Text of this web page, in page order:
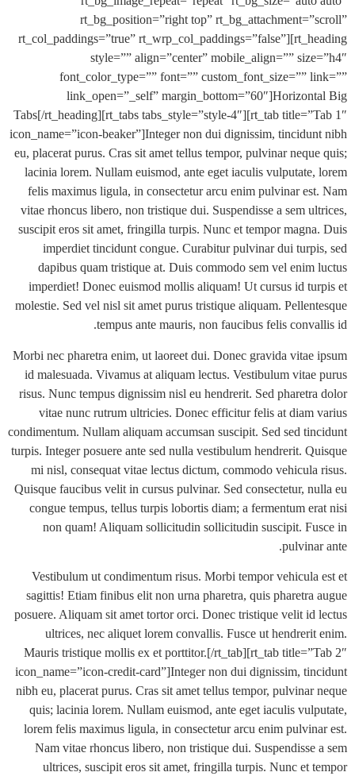
rt_bg_position=”right top”
rt_col_paddings=”true”
style=”” align=”center” mobile_align=””
font_color_type=”” font=”” custom_font_size=””
link_open=”_self”
Tabs[/rt_heading][rt_tabs tabs_style=”style-4″][rt_tab
icon_name=”icon-beaker”]Integer non dui dignissim,
eu, placerat purus. Cras sit amet tellus tempor, pulvinar
lacinia lorem. Nullam euismod, ante eget iaculis
felis maximus ligula, in consectetur arcu enim pulvinar
vitae rhoncus libero, non tristique dui. Suspendisse a sem
suscipit eros sit amet, fringilla turpis. Nunc et tempor
imperdiet tincidunt congue. Curabitur pulvinar dui
dapibus quam tristique at. Duis commodo sem vel
imperdiet! Donec euismod mollis aliquam! Ut cursus id
molestie. Sed vel nisl sit amet purus tristique aliquam.
tempus ante mauris, non faucibus felis
Morbi nec pharetra enim, ut laoreet dui. Donec gravida
id malesuada. Vivamus at aliquam lectus. Vestibulum
risus. Nunc tempus dignissim nisl eu hendrerit. Sed
vitae nunc rutrum ultricies. Donec efficitur felis at
condimentum. Nullam aliquam accumsan suscipit. Sed sed
turpis. Integer posuere ante sed nulla vestibulum hendrerit.
mi nisl, consequat vitae lectus dictum, commodo
Quisque faucibus velit in cursus pulvinar. Sed consectetur,
congue tempus, tellus turpis lobortis diam; a fermentum
non quam! Aliquam sollicitudin sollicitudin suscipit.
Vestibulum ut condimentum risus. Morbi tempor
sagittis! Etiam finibus elit non urna pharetra, quis
posuere. Aliquam sit amet tortor orci. Donec tristique velit
ultrices, nec aliquet lorem convallis. Fusce ut
Mauris tristique mollis ex et porttitor.[/rt_tab][rt_tab
icon_name=”icon-credit-card”]Integer non dui dignissim,
nibh eu, placerat purus. Cras sit amet tellus tempor,
quis; lacinia lorem. Nullam euismod, ante eget iaculis
lorem felis maximus ligula, in consectetur arcu enim
Nam vitae rhoncus libero, non tristique dui.
ultrices, suscipit eros sit amet, fringilla turpis. Nunc et